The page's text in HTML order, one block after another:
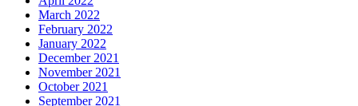
March 2022
February 2022
January 2022
December 2021
November 2021
October 2021
September 2021